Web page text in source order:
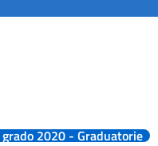
2020 - Graduatorie